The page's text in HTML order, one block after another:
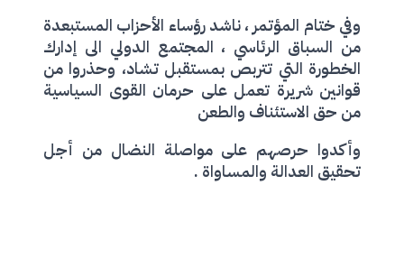
وفي ختام المؤتمر ، ناشد رؤساء الأحزاب المستبعدة
من السباق الرئاسي ، المجتمع الدولي الى إدارك
الخطورة التي تتربص بمستقبل تشاد، وحذروا من
قوانين شريرة تعمل على حرمان القوى السياسية
من حق الاستئناف والطعن
وأكدوا حرصهم على مواصلة النضال من أجل
تحقيق العدالة والمساواة .